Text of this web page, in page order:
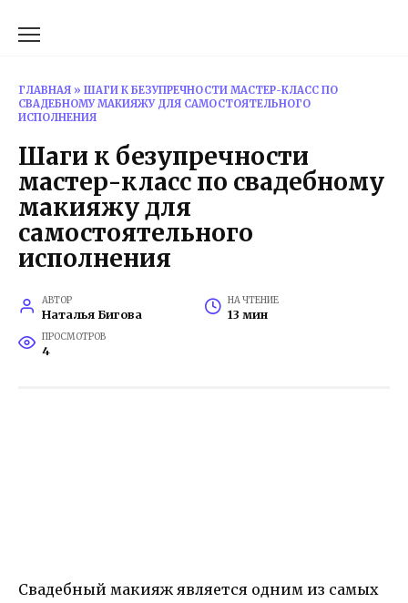
ГЛАВНАЯ » ШАГИ К БЕЗУПРЕЧНОСТИ МАСТЕР-КЛАСС ПО
СВАДЕБНОМУ МАКИЯЖУ ДЛЯ САМОСТОЯТЕЛЬНОГО
ИСПОЛНЕНИЯ
Шаги к безупречности
мастер-класс по свадебному
макияжу для
самостоятельного
исполнения
АВТОР
Наталья Бигова
НА ЧТЕНИЕ
13 мин
ПРОСМОТРОВ
4
Свадебный макияж является одним из самых